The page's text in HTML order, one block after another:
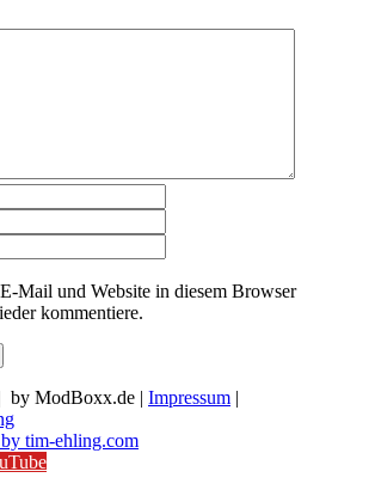
Mail und Website in diesem Browser
kommentiere.
by ModBoxx.de | Impressum |
tim-ehling.com